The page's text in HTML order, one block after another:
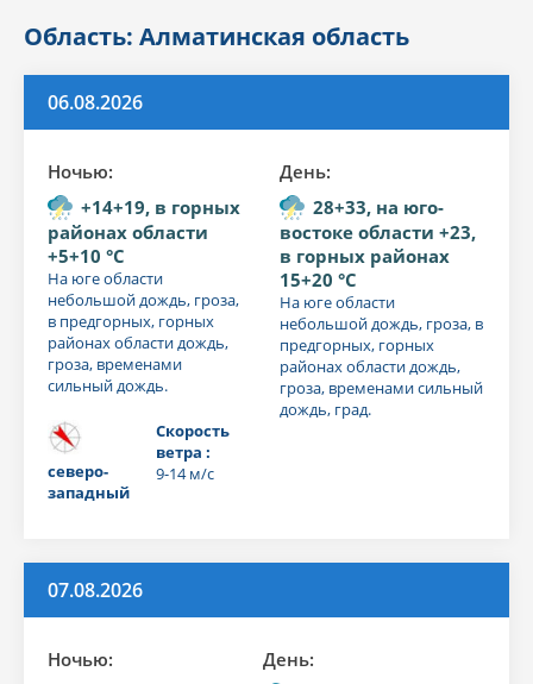
Область: Алматинская область
06.08.2026
Ночью:
+14+19, в горных
районах области
+5+10 °C
На юге области
небольшой дождь, гроза,
в предгорных, горных
районах области дождь,
гроза, временами
сильный дождь.
северо-
западный
Скорость
ветра :
9-14 м/с
День:
28+33, на юго-
востоке области +23,
в горных районах
15+20 °C
На юге области
небольшой дождь, гроза, в
предгорных, горных
районах области дождь,
гроза, временами сильный
дождь, град.
07.08.2026
Ночью:
День: